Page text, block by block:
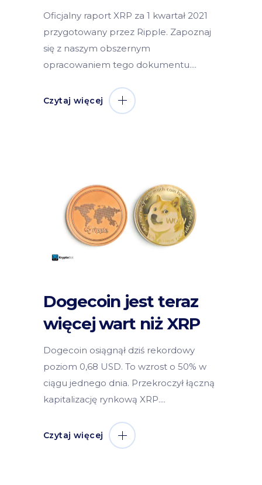
Oficjalny raport XRP za 1 kwartał 2021
przygotowany przez Ripple. Zapoznaj
się z naszym obszernym
opracowaniem tego dokumentu.
Czytaj więcej
Dogecoin jest teraz
więcej wart niż XRP
Dogecoin osiągnął dziś rekordowy
poziom 0,68 USD. To wzrost o 50% w
ciągu jednego dnia. Przekroczył łączną
kapitalizację rynkową XRP.
Czytaj więcej